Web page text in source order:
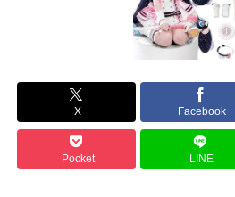
X Facebook
Pocket LINE